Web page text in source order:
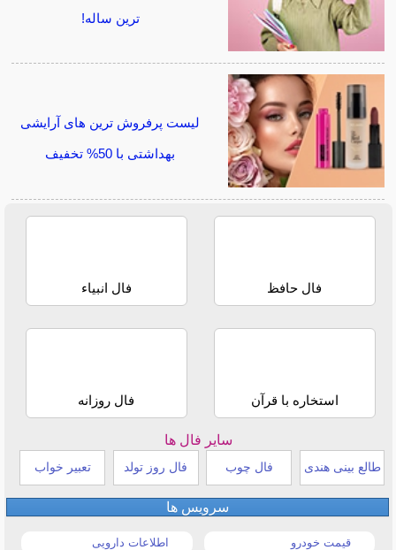
ترین ساله!
لیست پرفروش ترین های آرایشی
بهداشتی با 50% تخفیف
فال حافظ فال انبیاء
استخاره با قرآن فال روزانه
سایر فال ها
طالع بینی هندی فال چوب فال روز تولد تعبیر خواب
سرویس ها
قیمت خودرو اطلاعات دارویی